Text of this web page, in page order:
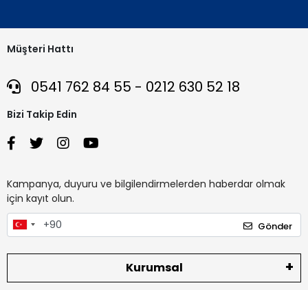
Müşteri Hattı
0541 762 84 55 - 0212 630 52 18
Bizi Takip Edin
Kampanya, duyuru ve bilgilendirmelerden haberdar olmak
için kayıt olun.
Gönder
Kurumsal